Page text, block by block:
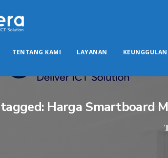
TENTANG KAMI LAYANAN KEUNGGULAN
Harga Smartboard